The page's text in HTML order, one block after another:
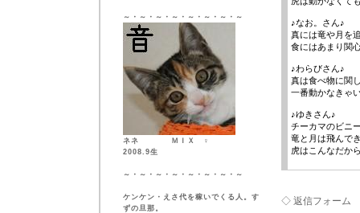
～・～・～・～・～・～・～・～
ネネ ＭＩＸ ♀
2008.9生
～・～・～・～・～・～・～・～
ケンケン・えさ代を稼いでくる人。す
ずの旦那。
♪なお。さん♪
真には竜や月を
食にはあまり関
♪わらびさん♪
真は食べ物に関
一番動かなきゃ
♪ゆきさん♪
チーカマのビニ
竜と月は飛んで
虎はこんなだか
◇ 返信フォーム